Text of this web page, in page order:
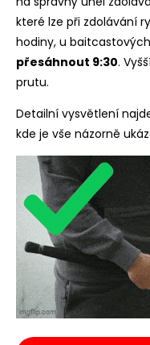
které lze při zdolávání
hodiny, u
přesáhnout 9:30.
prutu.
Detailní vysvětlení
kde je vše názorně